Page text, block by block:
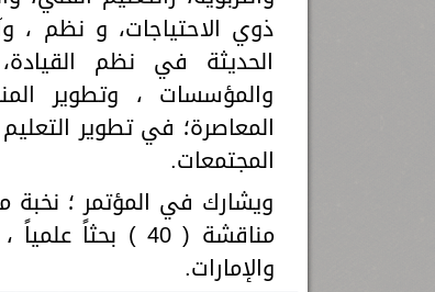
ذوي الاحتياجات، و نظم ،
الحديثة في نظم القيادة،
والمؤسسات ، وتطوير
المعاصرة؛ في تطوير
المجتمعات.
ويشارك في المؤتمر ؛ نخبة
والإمارات.